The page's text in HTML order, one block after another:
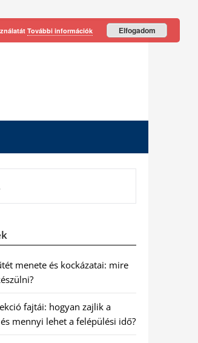
menete és kockázatai: mire
fajtái: hogyan zajlik a
mennyi lehet a felépülési idő?
További információk Elfogadom